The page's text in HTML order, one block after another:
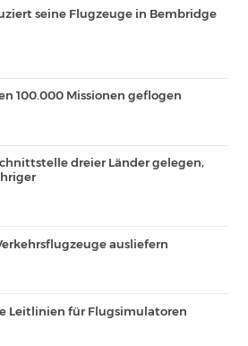
seine Flugzeuge in Bembridge
100.000 Missionen geflogen
dreier Länder gelegen,
ausliefern
Leitlinien für Flugsimulatoren